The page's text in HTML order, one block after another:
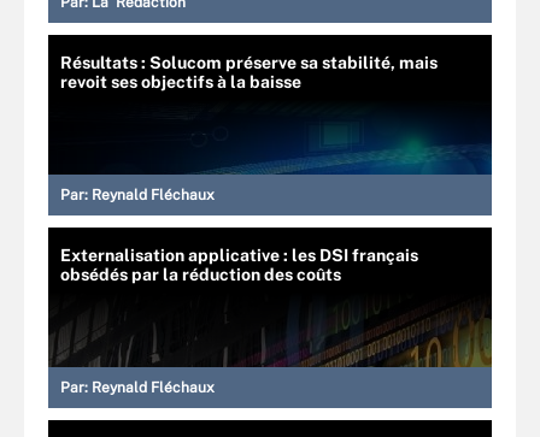
Résultats : Solucom préserve sa stabilité, mais
revoit ses objectifs à la baisse
Par: Reynald Fléchaux
Externalisation applicative : les DSI français
obsédés par la réduction des coûts
Par: Reynald Fléchaux